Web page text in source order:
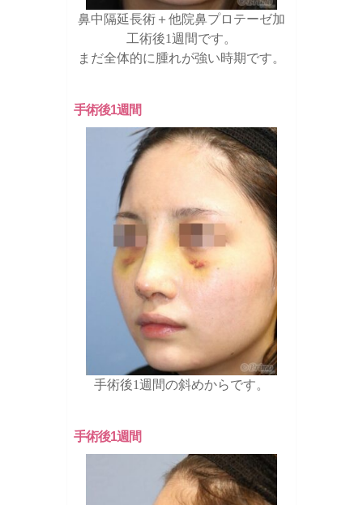
鼻中隔延長術＋他院鼻プロテーゼ加
工術後1週間です。
まだ全体的に腫れが強い時期です。
手術後1週間
手術後1週間の斜めからです。
手術後1週間